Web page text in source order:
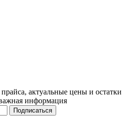
актуальные цены и остатки
информация
Подписаться